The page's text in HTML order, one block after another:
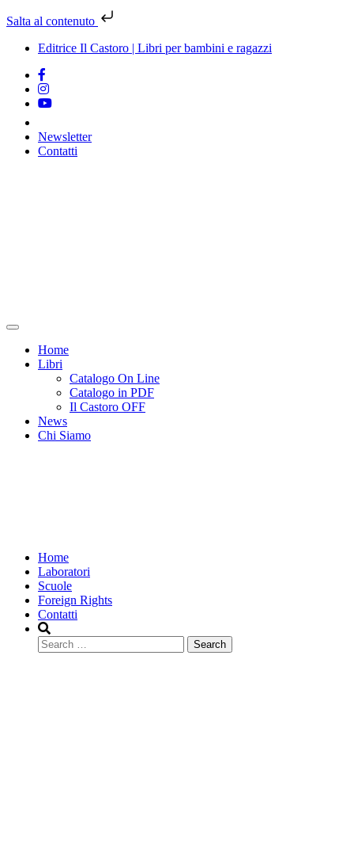
Salta al contenuto
Editrice Il Castoro | Libri per bambini e ragazzi
Newsletter
Contatti
Home
Libri
Catalogo On Line
Catalogo in PDF
Il Castoro OFF
News
Chi Siamo
Home
Laboratori
Scuole
Foreign Rights
Contatti
Search